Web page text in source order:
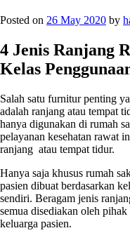
Posted on 26 May 2020 by
4 Jenis Ranjang
Kelas
Salah satu furnitur penting
adalah ranjang atau tempat
hanya digunakan di rumah
pelayanan kesehatan rawat
ranjang atau tempat tidur.
Hanya saja khusus rumah
pasien dibuat berdasarkan
sendiri. Beragam jenis
semua disediakan oleh
keluarga pasien.